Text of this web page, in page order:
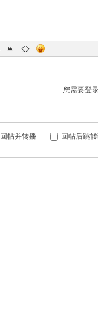
您需要登
回帖并转播 回帖后跳